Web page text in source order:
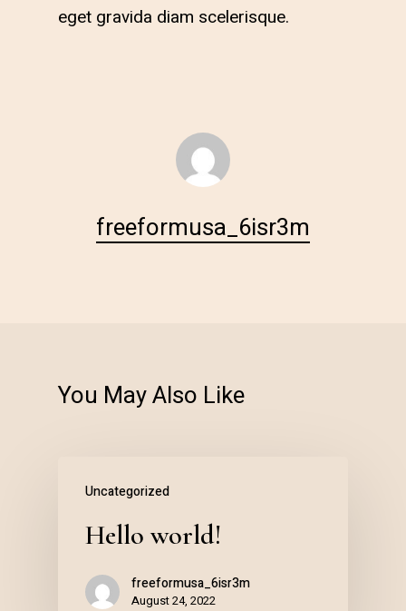
eget gravida diam scelerisque.
freeformusa_6isr3m
You May Also Like
Uncategorized
Hello world!
freeformusa_6isr3m
August 24, 2022